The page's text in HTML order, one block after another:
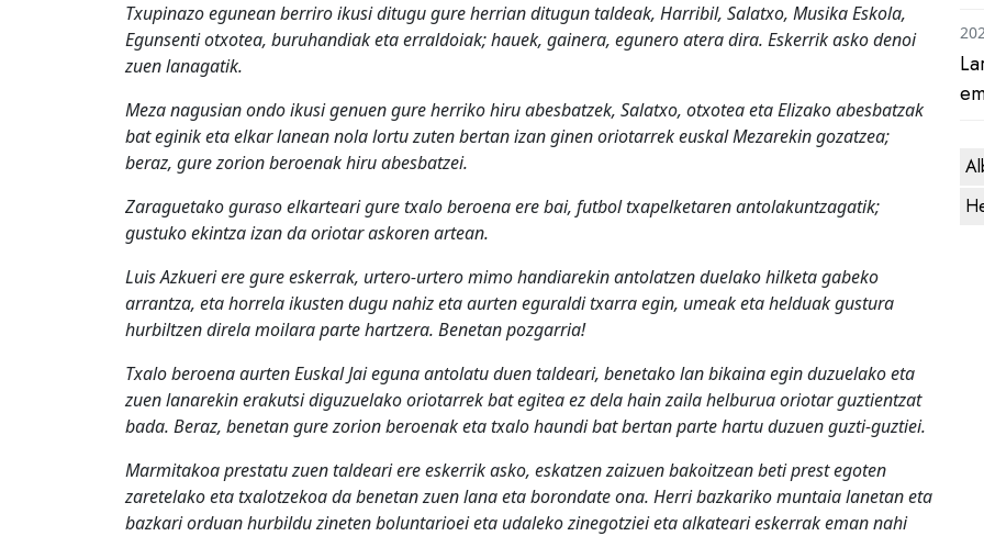
Txupinazo egunean berriro ikusi ditugu gure herrian ditugun taldeak, Harribil, Salatxo, Musika Eskola,
Egunsenti otxotea, buruhandiak eta erraldoiak; hauek, gainera, egunero atera dira. Eskerrik asko denoi
zuen lanagatik.
Meza nagusian ondo ikusi genuen gure herriko hiru abesbatzek, Salatxo, otxotea eta Elizako abesbatzak
bat eginik eta elkar lanean nola lortu zuten bertan izan ginen oriotarrek euskal Mezarekin gozatzea;
beraz, gure zorion beroenak hiru abesbatzei.
Zaraguetako guraso elkarteari gure txalo beroena ere bai, futbol txapelketaren antolakuntzagatik;
gustuko ekintza izan da oriotar askoren artean.
Luis Azkueri ere gure eskerrak, urtero-urtero mimo handiarekin antolatzen duelako hilketa gabeko
arrantza, eta horrela ikusten dugu nahiz eta aurten eguraldi txarra egin, umeak eta helduak gustura
hurbiltzen direla moilara parte hartzera. Benetan pozgarria!
Txalo beroena aurten Euskal Jai eguna antolatu duen taldeari, benetako lan bikaina egin duzuelako eta
zuen lanarekin erakutsi diguzuelako oriotarrek bat egitea ez dela hain zaila helburua oriotar guztientzat
bada. Beraz, benetan gure zorion beroenak eta txalo haundi bat bertan parte hartu duzuen guzti-guztiei.
Marmitakoa prestatu zuen taldeari ere eskerrik asko, eskatzen zaizuen bakoitzean beti prest egoten
zaretelako eta txalotzekoa da benetan zuen lana eta borondate ona. Herri bazkariko muntaia lanetan eta
bazkari orduan hurbildu zineten boluntarioei eta udaleko zinegotziei eta alkateari eskerrak eman nahi